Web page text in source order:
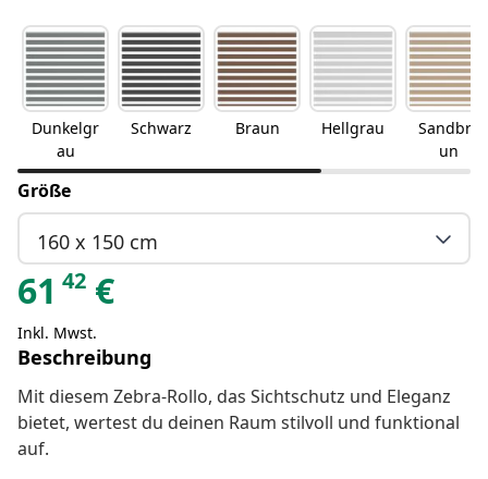
Dunkelgr
au
Schwarz Braun Hellgrau
Sandbra
un
Größe
160 x 150 cm
61 42 €
Inkl. Mwst.
Beschreibung
Mit diesem Zebra-Rollo, das Sichtschutz und Eleganz
bietet, wertest du deinen Raum stilvoll und funktional
auf.